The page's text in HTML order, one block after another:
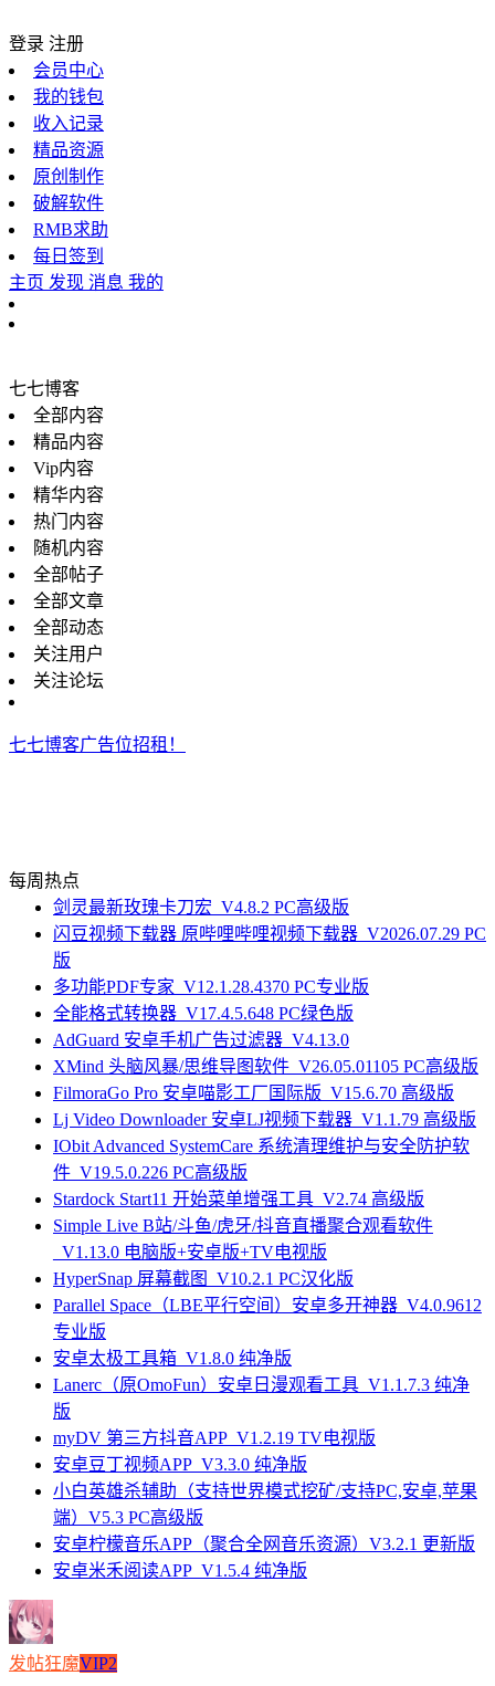
登录 注册
会员中心
我的钱包
收入记录
精品资源
原创制作
破解软件
RMB求助
每日签到
主页 发现 消息 我的
七七博客
全部内容
精品内容
Vip内容
精华内容
热门内容
随机内容
全部帖子
全部文章
全部动态
关注用户
关注论坛
七七博客广告位招租！
每周热点
剑灵最新玫瑰卡刀宏_V4.8.2 PC高级版
闪豆视频下载器 原哔哩哔哩视频下载器_V2026.07.29 PC
版
多功能PDF专家_V12.1.28.4370 PC专业版
全能格式转换器_V17.4.5.648 PC绿色版
AdGuard 安卓手机广告过滤器_V4.13.0
XMind 头脑风暴/思维导图软件_V26.05.01105 PC高级版
FilmoraGo Pro 安卓喵影工厂国际版_V15.6.70 高级版
Lj Video Downloader 安卓LJ视频下载器_V1.1.79 高级版
IObit Advanced SystemCare 系统清理维护与安全防护软
件_V19.5.0.226 PC高级版
Stardock Start11 开始菜单增强工具_V2.74 高级版
Simple Live B站/斗鱼/虎牙/抖音直播聚合观看软件
_V1.13.0 电脑版+安卓版+TV电视版
HyperSnap 屏幕截图_V10.2.1 PC汉化版
Parallel Space（LBE平行空间）安卓多开神器_V4.0.9612
专业版
安卓太极工具箱_V1.8.0 纯净版
Lanerc（原OmoFun）安卓日漫观看工具_V1.1.7.3 纯净
版
myDV 第三方抖音APP_V1.2.19 TV电视版
安卓豆丁视频APP_V3.3.0 纯净版
小白英雄杀辅助（支持世界模式挖矿/支持PC,安卓,苹果
端）V5.3 PC高级版
安卓柠檬音乐APP（聚合全网音乐资源）V3.2.1 更新版
安卓米禾阅读APP_V1.5.4 纯净版
发帖狂魔VIP2